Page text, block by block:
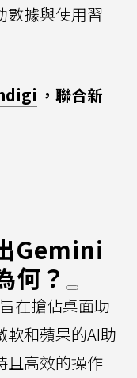
數據與使用習
，聯合新
Gemini
何？
在搶佔桌面助
軟和蘋果的AI助
且高效的操作